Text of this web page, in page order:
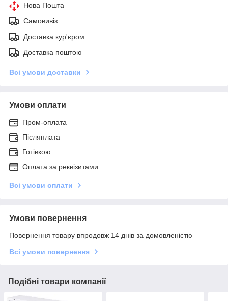
Нова Пошта
Самовивіз
Доставка кур'єром
Доставка поштою
Всі умови доставки
Умови оплати
Пром-оплата
Післяплата
Готівкою
Оплата за реквізитами
Всі умови оплати
Умови повернення
Повернення товару впродовж 14 днів за домовленістю
Всі умови повернення
Подібні товари компанії